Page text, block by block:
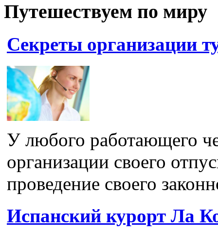
Путешествуем по миру
Секреты организации
У любого работающего
организации своего
проведение своего
Испанский курорт Ла